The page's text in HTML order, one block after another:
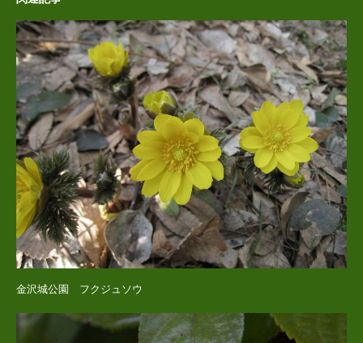
金沢城公園 フクジュソウ